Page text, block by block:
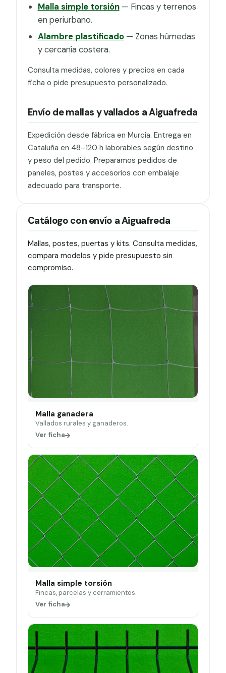
Malla simple torsión— Fincas y terrenos
en periurbano.
Alambre plastificado— Zonas húmedas
y cercanía costera.
Consulta medidas, colores y precios en cada
ficha o pide presupuesto personalizado.
Envío de mallas y vallados a Aiguafreda
Expedición desde fábrica en Murcia. Entrega en
Cataluña en 48–120 h laborables según destino
y peso del pedido. Preparamos pedidos de
paneles, postes y accesorios con embalaje
adecuado para transporte.
Catálogo con envío a Aiguafreda
Mallas, postes, puertas y kits. Consulta medidas,
compara modelos y pide presupuesto sin
compromiso.
Malla ganadera
Vallados rurales y ganaderos.
Ver ficha
Malla simple torsión
Fincas, parcelas y cerramientos.
Ver ficha